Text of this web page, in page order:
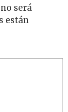
será
están